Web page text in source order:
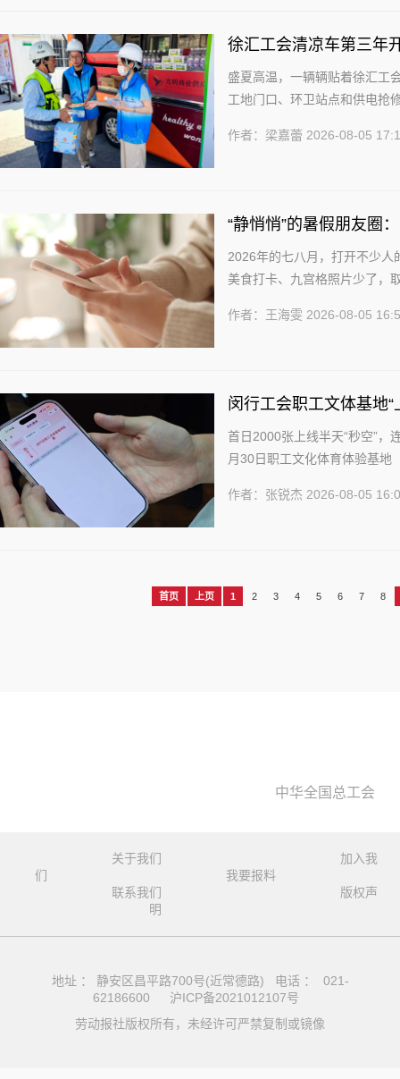
徐汇工会清凉车第三年
盛夏高温，一辆辆贴着徐汇工
工地门口、环卫站点和供电抢
作者：梁嘉蕾 2026-08-05
“静悄悄”的暑假朋友圈
2026年的七八月，打开不少人
美食打卡、九宫格照片少了，
作者：王海雯 2026-08-05
闵行工会职工文体基地“
首日2000张上线半天“秒空”，
月30日职工文化体育体验基地
作者：张锐杰 2026-08-05
首页 上页 1 2 3 4 5 6 7 8
中华全国总工会
关于我们
加入我
们
我要报料
联系我们
版权声
明
地址 ： 静安区昌平路700号(近常德路) 电话 ： 021-
62186600
沪ICP备2021012107号
劳动报社版权所有，未经许可严禁复制或镜像